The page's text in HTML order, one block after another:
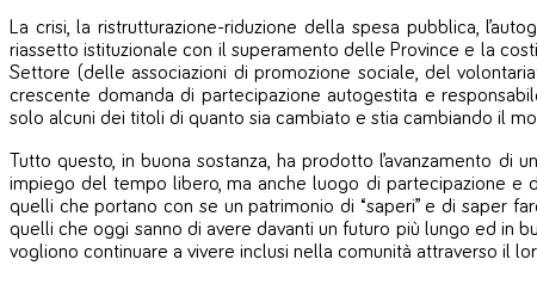
La crisi, la ristrutturazione-riduzione della spesa pubblica,
riassetto istituzionale con il superamento delle Province e la
Settore (delle associazioni di promozione sociale, del
crescente domanda di partecipazione autogestita e
solo alcuni dei titoli di quanto sia cambiato e stia cambiando il
Tutto questo, in buona sostanza, ha prodotto l’avanzamento di
impiego del tempo libero, ma anche luogo di partecipazione e
quelli che portano con se un patrimonio di “saperi” e di saper
quelli che oggi sanno di avere davanti un futuro più lungo ed in
vogliono continuare a vivere inclusi nella comunità attraverso il